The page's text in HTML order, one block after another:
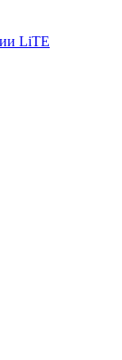
LiTE